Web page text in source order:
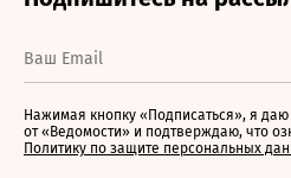
Нажимая кнопку «Подписаться», я даю
от «Ведомости» и подтверждаю, что
Политику по защите персональных